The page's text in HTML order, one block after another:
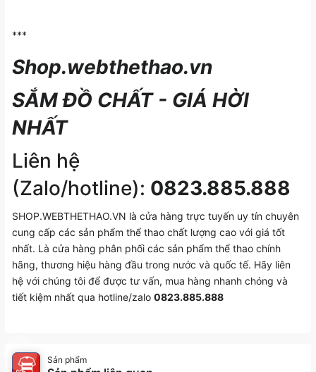
***
Shop.webthethao.vn
SẮM ĐỒ CHẤT - GIÁ HỜI
NHẤT
Liên hệ
(Zalo/hotline): 0823.885.888
SHOP.WEBTHETHAO.VN là cửa hàng trực tuyến uy tín chuyên
cung cấp các sản phẩm thể thao chất lượng cao với giá tốt
nhất. Là cửa hàng phân phối các sản phẩm thể thao chính
hãng, thương hiệu hàng đầu trong nước và quốc tế. Hãy liên
hệ với chúng tôi để được tư vấn, mua hàng nhanh chóng và
tiết kiệm nhất qua hotline/zalo 0823.885.888
Sản phẩm